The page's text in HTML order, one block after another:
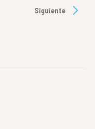
Siguiente